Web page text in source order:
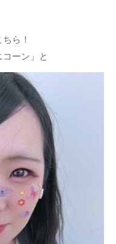
ら！
ーン」と